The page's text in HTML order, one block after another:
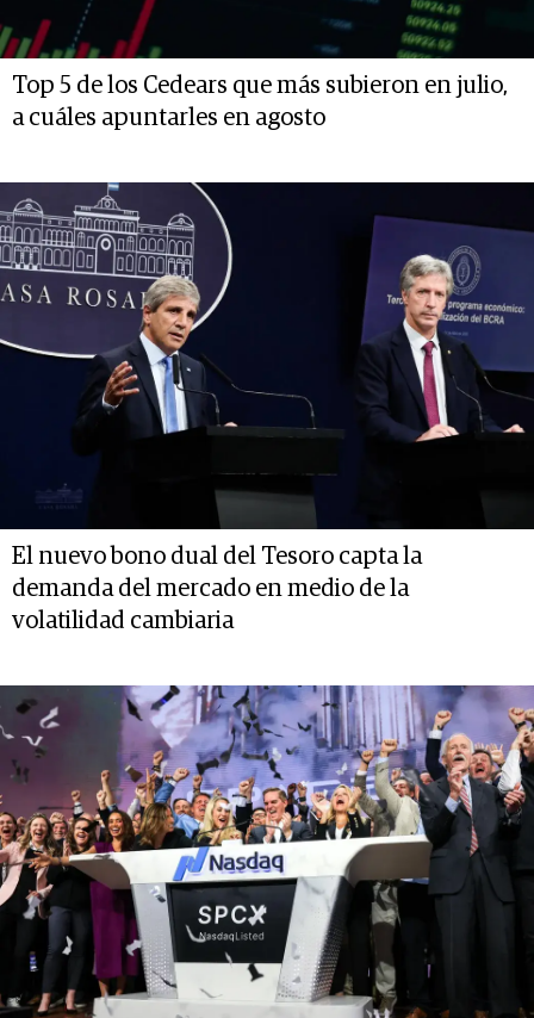
Top 5 de los Cedears que más subieron en julio,
a cuáles apuntarles en agosto
El nuevo bono dual del Tesoro capta la
demanda del mercado en medio de la
volatilidad cambiaria